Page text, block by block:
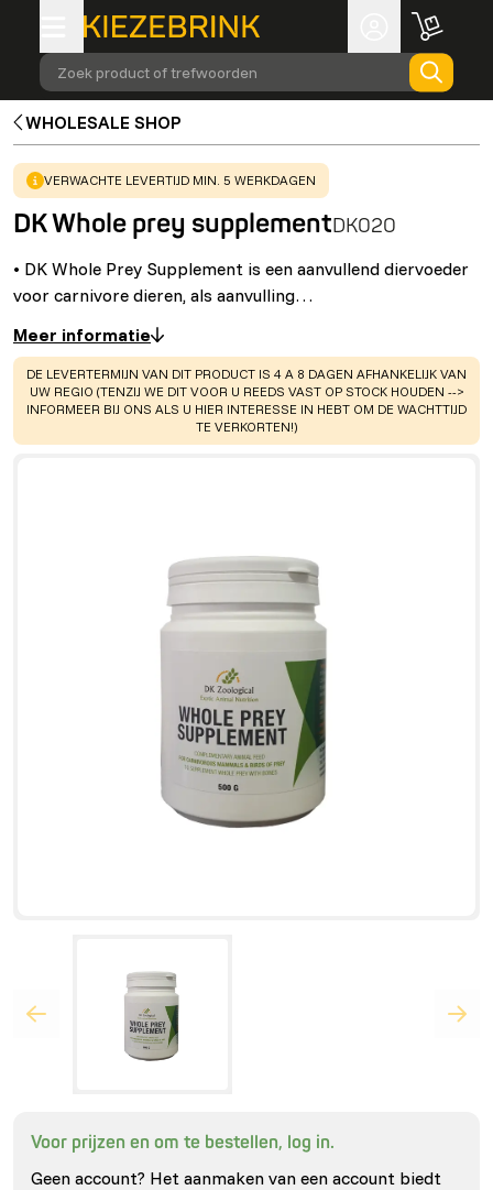
Zoek product of trefwoorden
WHOLESALE SHOP
WARNING:
VERWACHTE LEVERTIJD MIN. 5 WERKDAGEN
DK Whole prey supplementDK020
• DK Whole Prey Supplement is een aanvullend diervoeder
voor carnivore dieren, als aanvulling…
Meer informatie
WARNING:
DE LEVERTERMIJN VAN DIT PRODUCT IS 4 A 8 DAGEN AFHANKELIJK VAN
UW REGIO (TENZIJ WE DIT VOOR U REEDS VAST OP STOCK HOUDEN -->
INFORMEER BIJ ONS ALS U HIER INTERESSE IN HEBT OM DE WACHTTIJD
TE VERKORTEN!)
Voor prijzen en om te bestellen, log in.
Geen account? Het aanmaken van een account biedt